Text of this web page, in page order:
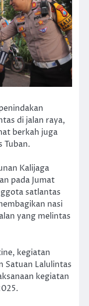
di jalan raya,
berkah juga
Tuban.
Kalijaga
pada Jumat
satlantas
nasi
yang melintas
kegiatan
Satuan Lalulintas
kegiatan